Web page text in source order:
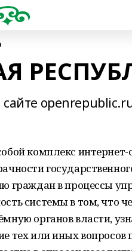
сайте
комплекс
граждан в процессы
системы в том, что
органов власти,
тех или иных вопросов